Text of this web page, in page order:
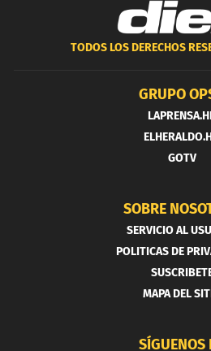
TODOS LOS DERECHOS
GRUPO
GOTV
SOBRE
SERVICIO AL
POLITICAS DE
MAPA DEL
SÍGUENOS